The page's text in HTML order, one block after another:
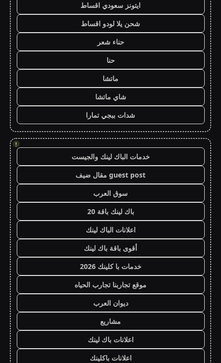
ايتونز سعودي اقساط
شحن يلا لودو اقساط
حناء شعر
حنا
ماتشا
شاي ماتشا
شدات ببجي تمارا
!
خدمات الباك لينك والجيست
guest post مقال ضيف
سوق العرب
باك لينك باقة 20
اعلانات الباك لينك
أقوى باقة باك لينك
خدمات با كلينك 2026
موقع تجاربنا تجارب الحياه
ديوان العرب
مشاريع
اعلانات باك لينك
اعلانات باكلينك